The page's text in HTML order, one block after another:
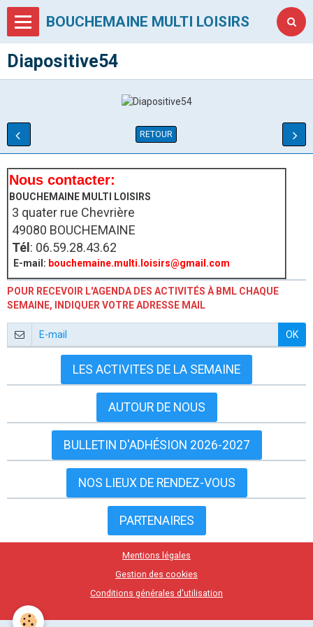
BOUCHEMAINE MULTI LOISIRS
Diapositive54
RETOUR
Nous contacter:
BOUCHEMAINE MULTI LOISIRS
3 quater rue Chevrière
49080 BOUCHEMAINE
Tél : 06.59.28.43.62
E-mail: bouchemaine.multi.loisirs@gmail.com
POUR RECEVOIR L'AGENDA DES ACTIVITÉS À BML CHAQUE
SEMAINE, INDIQUER VOTRE ADRESSE MAIL
OK
LES ACTIVITES DE LA SEMAINE
AUTOUR DE NOUS
BULLETIN D'ADHÉSION 2026-2027
NOS LIEUX DE RENDEZ-VOUS
PARTENAIRES
Mentions légales
Gestion des cookies
Conditions générales d'utilisation